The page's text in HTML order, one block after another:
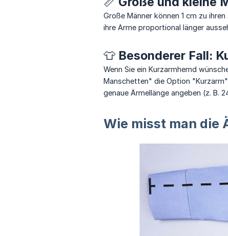
Große Männer können 1 cm zu
ihre Arme proportional länger
👕 Besonderer Fall:
Wenn Sie ein Kurzarmhemd
Manschetten" die Option
genaue Ärmellänge angeben (z. B.
Wie misst man die